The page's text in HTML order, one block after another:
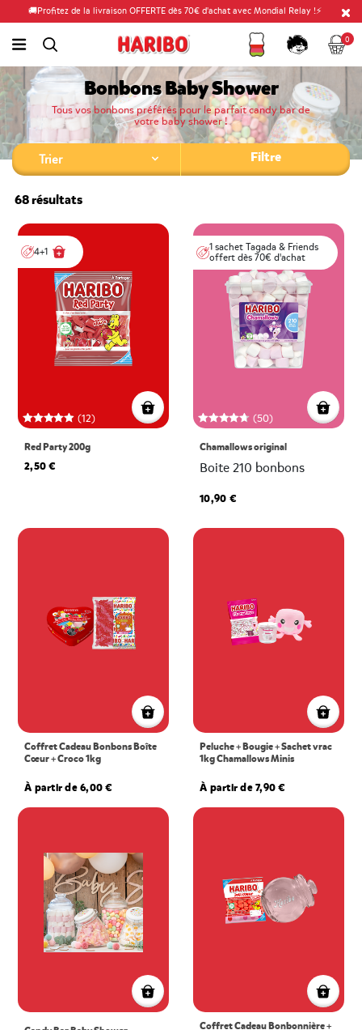
🚚Profitez de la livraison OFFERTE dès 70€ d'achat avec Mondial Relay !⚡
link.header.menu.label
simplesearch.search.label Fidélité
Compte
Panier
0
Bonbons Baby Shower
Tous vos bonbons préférés pour le parfait candy bar de
votre baby shower !
Filtre
68 résultats
(12)
4+1
Red Party 200g
2,50 €
(50)
1 sachet Tagada & Friends
offert dès 70€ d'achat
Chamallows original
Boite 210 bonbons
10,90 €
Coffret Cadeau Bonbons Boîte
Cœur + Croco 1kg
À partir de 6,00 €
Peluche + Bougie + Sachet vrac
1kg Chamallows Minis
À partir de 7,90 €
Coffret Cadeau Bonbonnière +